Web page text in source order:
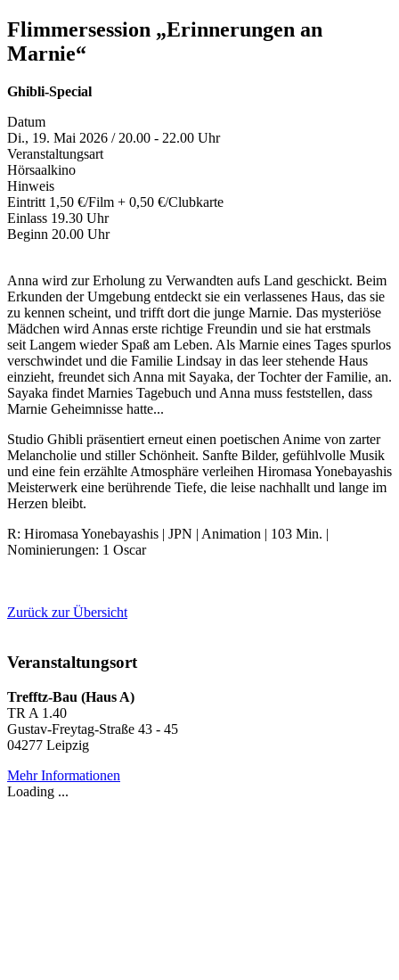
Flimmersession „Erinnerungen an
Marnie“
Ghibli-Special
Datum
Di., 19. Mai 2026 / 20.00 - 22.00 Uhr
Veranstaltungsart
Hörsaalkino
Hinweis
Eintritt 1,50 €/Film + 0,50 €/Clubkarte
Einlass 19.30 Uhr
Beginn 20.00 Uhr
Anna wird zur Erholung zu Verwandten aufs Land geschickt. Beim
Erkunden der Umgebung entdeckt sie ein verlassenes Haus, das sie
zu kennen scheint, und trifft dort die junge Marnie. Das mysteriöse
Mädchen wird Annas erste richtige Freundin und sie hat erstmals
seit Langem wieder Spaß am Leben. Als Marnie eines Tages spurlos
verschwindet und die Familie Lindsay in das leer stehende Haus
einzieht, freundet sich Anna mit Sayaka, der Tochter der Familie, an.
Sayaka findet Marnies Tagebuch und Anna muss feststellen, dass
Marnie Geheimnisse hatte...
Studio Ghibli präsentiert erneut einen poetischen Anime von zarter
Melancholie und stiller Schönheit. Sanfte Bilder, gefühlvolle Musik
und eine fein erzählte Atmosphäre verleihen Hiromasa Yonebayashis
Meisterwerk eine berührende Tiefe, die leise nachhallt und lange im
Herzen bleibt.
R: Hiromasa Yonebayashis | JPN | Animation | 103 Min. |
Nominierungen: 1 Oscar
Zurück zur Übersicht
Veranstaltungsort
Trefftz-Bau (Haus A)
TR A 1.40
Gustav-Freytag-Straße 43 - 45
04277 Leipzig
Mehr Informationen
Loading ...